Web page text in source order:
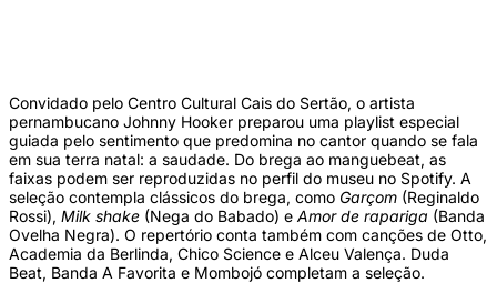
Convidado pelo Centro Cultural Cais do Sertão, o artista
pernambucano Johnny Hooker preparou uma playlist especial
guiada pelo sentimento que predomina no cantor quando se fala
em sua terra natal: a saudade. Do brega ao manguebeat, as
faixas podem ser reproduzidas no perfil do museu no Spotify. A
seleção contempla clássicos do brega, como Garçom (Reginaldo
Rossi), Milk shake (Nega do Babado) e Amor de rapariga (Banda
Ovelha Negra). O repertório conta também com canções de Otto,
Academia da Berlinda, Chico Science e Alceu Valença. Duda
Beat, Banda A Favorita e Mombojó completam a seleção.